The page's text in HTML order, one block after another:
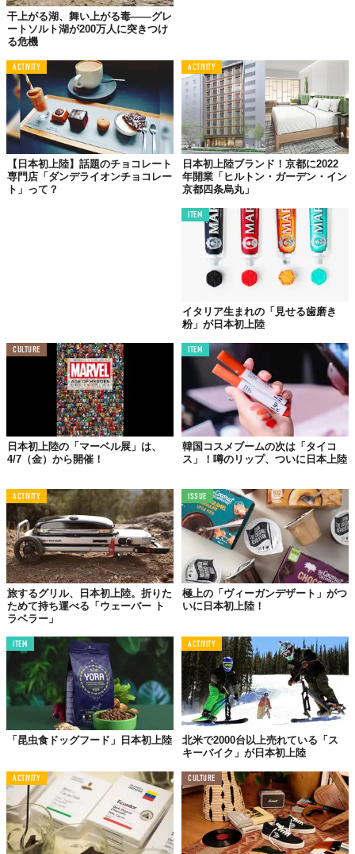
干上がる湖、舞い上がる毒——グレ
ートソルト湖が200万人に突きつけ
る危機
ACTIVITY
【日本初上陸】話題のチョコレート
専門店「ダンデライオンチョコレー
ト」って？
ACTIVITY
日本初上陸ブランド！京都に2022
年開業「ヒルトン・ガーデン・イン
京都四条烏丸」
ITEM
イタリア生まれの「見せる歯磨き
粉」が日本初上陸
CULTURE
日本初上陸の「マーベル展」は、
4/7（金）から開催！
ITEM
韓国コスメブームの次は「タイコ
ス」！噂のリップ、ついに日本上陸
ACTIVITY
旅するグリル、日本初上陸。折りた
ためて持ち運べる「ウェーバー ト
ラベラー」
ISSUE
極上の「ヴィーガンデザート」がつ
いに日本初上陸！
ITEM
「昆虫食ドッグフード」日本初上陸
ACTIVITY
北米で2000台以上売れている「ス
キーバイク」が日本初上陸
ACTIVITY CULTURE